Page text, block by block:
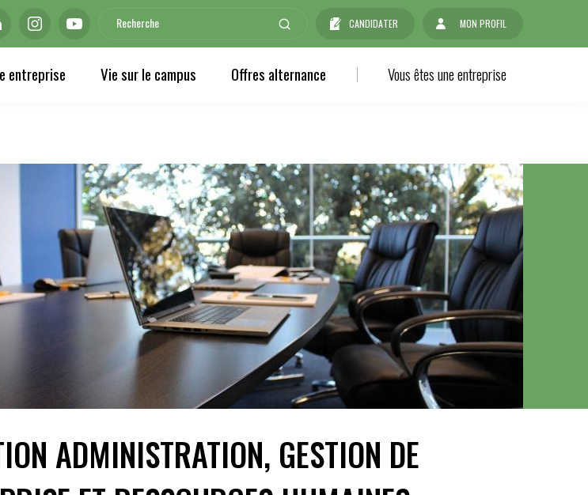
CANDIDATER MON PROFIL
entreprise Vie sur le campus Offres alternance Vous êtes une entreprise
ADMINISTRATION, GESTION DE